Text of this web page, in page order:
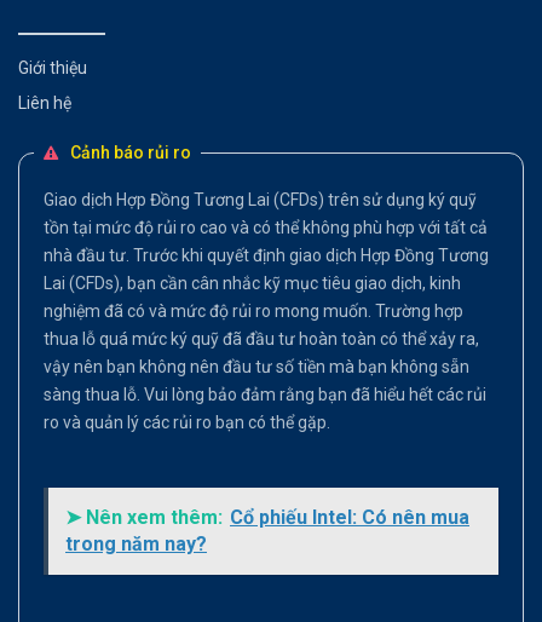
Giới thiệu
Liên hệ
Cảnh báo rủi ro
Giao dịch Hợp Đồng Tương Lai (CFDs) trên sử dụng ký quỹ
tồn tại mức độ rủi ro cao và có thể không phù hợp với tất cả
nhà đầu tư. Trước khi quyết định giao dịch Hợp Đồng Tương
Lai (CFDs), bạn cần cân nhắc kỹ mục tiêu giao dịch, kinh
nghiệm đã có và mức độ rủi ro mong muốn. Trường hợp
thua lỗ quá mức ký quỹ đã đầu tư hoàn toàn có thể xảy ra,
vậy nên bạn không nên đầu tư số tiền mà bạn không sẵn
sàng thua lỗ. Vui lòng bảo đảm rằng bạn đã hiểu hết các rủi
ro và quản lý các rủi ro bạn có thể gặp.
➤ Nên xem thêm: Cổ phiếu Intel: Có nên mua
trong năm nay?